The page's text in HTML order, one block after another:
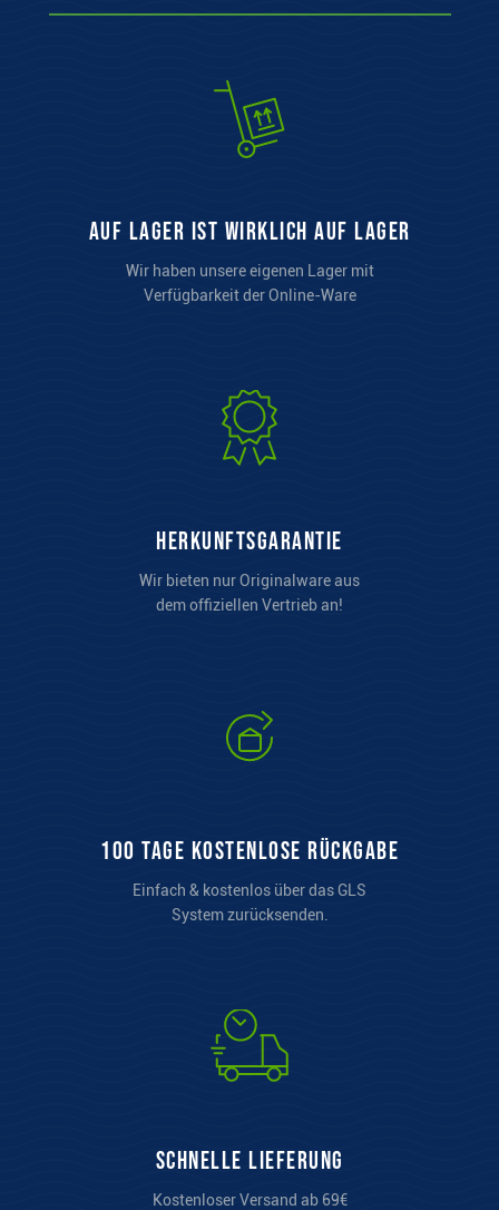
auf Lager ist wirklich auf Lager
Wir haben unsere eigenen Lager mit
Verfügbarkeit der Online-Ware
Herkunftsgarantie
Wir bieten nur Originalware aus
dem offiziellen Vertrieb an!
100 Tage kostenlose Rückgabe
Einfach & kostenlos über das GLS
System zurücksenden.
Schnelle Lieferung
Kostenloser Versand ab 69€